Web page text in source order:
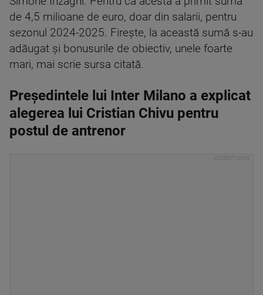
de 4,5 milioane de euro, doar din salarii, pentru
sezonul 2024-2025. Firește, la această sumă s-au
adăugat și bonusurile de obiectiv, unele foarte
mari, mai scrie sursa citată.
Preşedintele lui Inter Milano a explicat
alegerea lui Cristian Chivu pentru
postul de antrenor